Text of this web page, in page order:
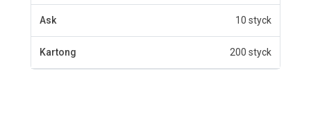
Ask 10 styck
Kartong 200 styck